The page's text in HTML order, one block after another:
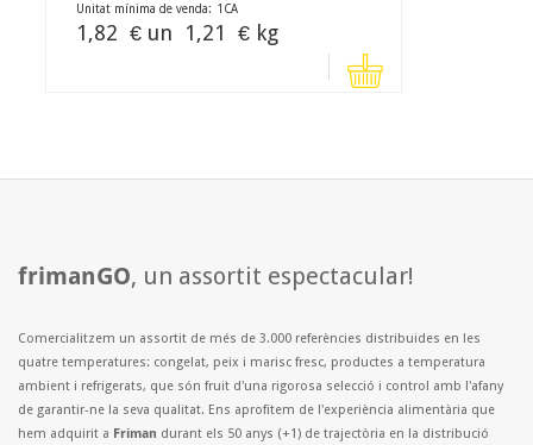
Unitat mínima de venda: 1 CA
1,82 € un 1,21 € kg
frimanGO, un assortit espectacular!
Comercialitzem un assortit de més de 3.000 referències distribuides en les
quatre temperatures: congelat, peix i marisc fresc, productes a temperatura
ambient i refrigerats, que són fruit d'una rigorosa selecció i control amb l'afany
de garantir-ne la seva qualitat. Ens aprofitem de l'experiència alimentària que
hem adquirit a Friman durant els 50 anys (+1) de trajectòria en la distribució